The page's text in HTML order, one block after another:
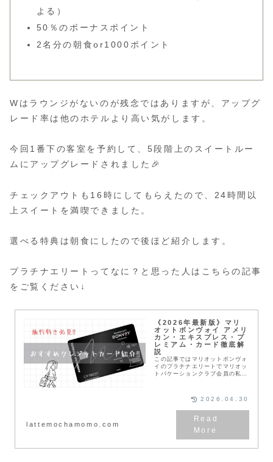
よる）
50％のボーナスポイント
2名分の朝食or1000ポイント
Wはラウンジがないのが残念ではありますが、アップグ
レード率は他のホテルより高い気がします。
今回1番下の客室を予約して、5段階上のスイートルー
ムにアップグレードされました🎉
チェックアウトも16時にしてもらえたので、24時間以
上スイートを満喫できました。
選べる特典は朝食にしたので後ほど紹介します。
プラチナエリートってなに？と思った人はこちらの記事
をご覧ください↓
《2026年最新版》マリ
オットボンヴォイ アメリ
カン・エキスプレス・プ
レミアム・カード徹底解
説
この記事ではマリオットボンヴォ
イのプラチナエリートでマリオッ
トバケーションクラブ会員の私が
ード💳について解説していきま
す❣️私は旅行が大好...
lattemochamomo.com
2026.04.30